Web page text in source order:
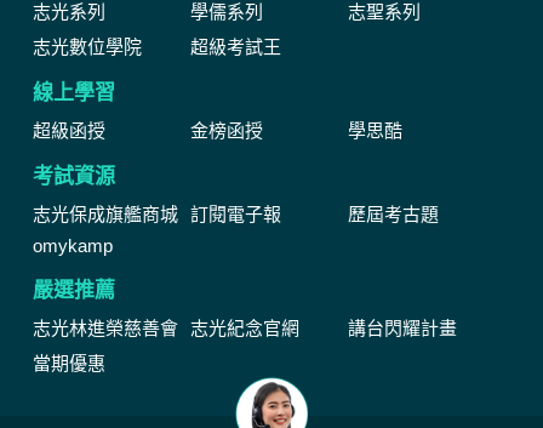
志光系列 學儒系列
志聖系列
志光數位學院
超級考試王
線上學習
超級函授 金榜函授 學思酷
考試資源
志光保成旗艦商城 訂閱電子報
歷屆考古題
omykamp
嚴選推薦
志光林進榮慈善會 志光紀念官網
講台閃耀計畫
當期優惠